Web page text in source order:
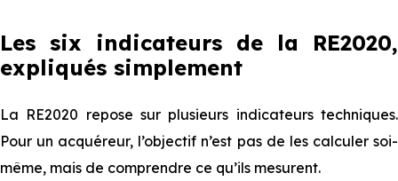
Les six indicateurs de la RE2020,
expliqués simplement
La RE2020 repose sur plusieurs indicateurs techniques.
Pour un acquéreur, l’objectif n’est pas de les calculer soi-
même, mais de comprendre ce qu’ils mesurent.